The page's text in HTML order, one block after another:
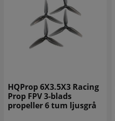
HQProp 6X3.5X3 Racing
Prop FPV 3-blads
propeller 6 tum ljusgrå